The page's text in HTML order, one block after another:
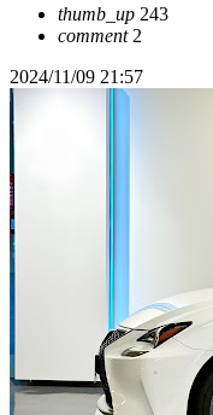
thumb_up 243
comment2
2024/11/09 21:57